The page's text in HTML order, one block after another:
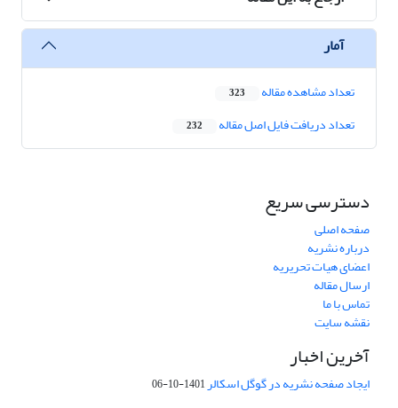
آمار
تعداد مشاهده مقاله 323
تعداد دریافت فایل اصل مقاله 232
دسترسی سریع
صفحه اصلی
درباره نشریه
اعضای هیات تحریریه
ارسال مقاله
تماس با ما
نقشه سایت
آخرین اخبار
ایجاد صفحه نشریه در گوگل اسکالر1401-10-06